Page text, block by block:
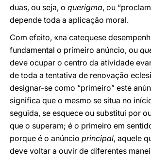
duas, ou seja, o querigma, ou
depende toda a aplicação moral.
Com efeito, «na catequese
fundamental o primeiro anúncio, ou
deve ocupar o centro da atividade
de toda a tentativa de renovação
designar-se como “primeiro” este
significa que o mesmo se situa no
seguida, se esquece ou substitui por
que o superam; é o primeiro em
porque é o anúncio principal, aquele
deve voltar a ouvir de diferentes